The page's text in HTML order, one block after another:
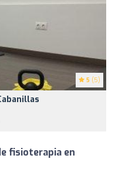
5 (5)
fisioterapia en